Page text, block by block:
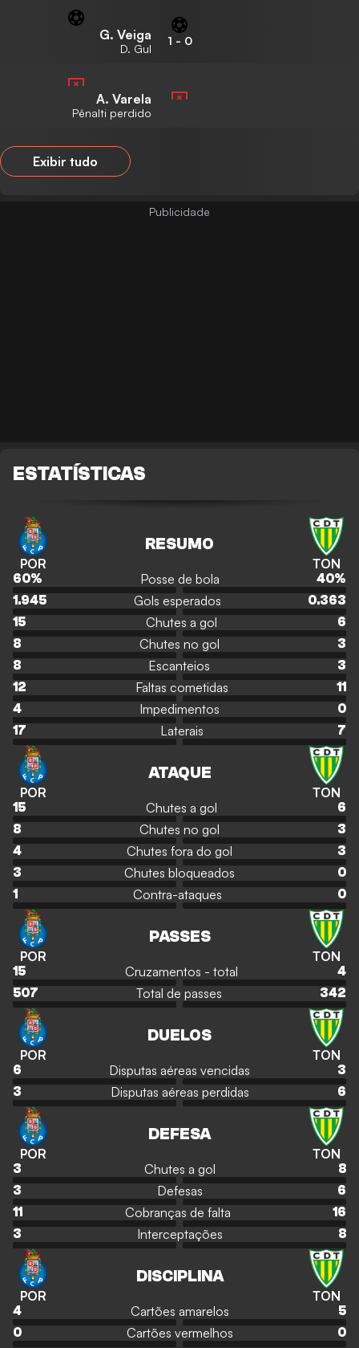
G. Veiga
D. Gul
1 - 0
A. Varela
Pênalti perdido
Exibir tudo
ESTATÍSTICAS
POR
RESUMO
TON
60% Posse de bola 40%
1.945
Gols esperados
0.363
15
Chutes a gol
6
8
Chutes no gol
3
8
Escanteios
3
12
Faltas cometidas
11
4
Impedimentos
0
17
Laterais 7
POR
ATAQUE
TON
15 Chutes a gol
6
8
Chutes no gol
3
4
Chutes fora do gol
3
3
Chutes bloqueados
0
1
Contra-ataques 0
POR
PASSES
TON
15 Cruzamentos - total
4
507
Total de passes 342
POR
DUELOS
TON
6 Disputas aéreas vencidas
3
3
Disputas aéreas perdidas 6
POR
DEFESA
TON
3 Chutes a gol
8
3
Defesas
6
11
Cobranças de falta
16
3
Interceptações 8
POR
DISCIPLINA
TON
4 Cartões amarelos
5
0
Cartões vermelhos 0